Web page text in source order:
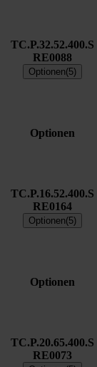
TC.P.32.52.400.S
RE0088
Optionen(5)
Optionen
TC.P.16.52.400.S
RE0164
Optionen(5)
Optionen
TC.P.20.65.400.S
RE0073